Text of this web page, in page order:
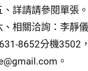
、詳請請參閱單張。
、相關洽詢：李靜
8652分機3502
。